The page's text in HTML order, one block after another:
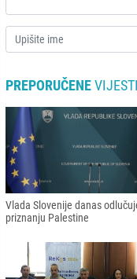
PREPORUČENEVIJESTI
Vlada Slovenije danas
priznanju Palestine